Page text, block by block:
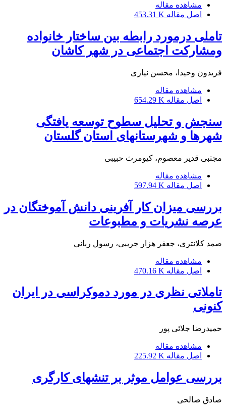
مشاهده مقاله
اصل مقاله 453.31 K
تاملی درمورد رابطه بین ساختار خانواده
ومشارکت اجتماعی در شهر کاشان
فریدون وحیدا، محسن نیازی
مشاهده مقاله
اصل مقاله 654.29 K
سنجش و تحلیل سطوح توسعه یافتگی
شهرها و شهرستانهای استان گلستان
مجتبی قدیر معصوم، کیومرث حبیبی
مشاهده مقاله
اصل مقاله 597.94 K
بررسی میزان کار آفرینی دانش آموختگان در
عرصه نشریات و مطبوعات
صمد کلانتری، جعفر هزار جریبی، رسول ربانی
مشاهده مقاله
اصل مقاله 470.16 K
تاملاتی نظری در مورد دموکراسی در ایران
کنونی
حمیدرضا جلائی پور
مشاهده مقاله
اصل مقاله 225.92 K
بررسی عوامل موثر بر تنشهای کارگری
صادق صالحی